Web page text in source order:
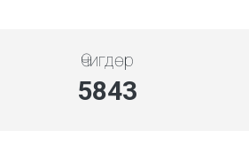
Өчигдөр
5843